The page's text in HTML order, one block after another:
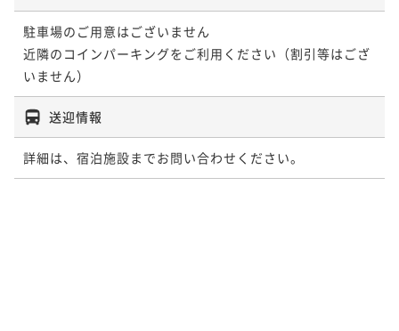
駐車場のご用意はございません
近隣のコインパーキングをご利用ください（割引等はござ
いません）
送迎情報
詳細は、宿泊施設までお問い合わせください。